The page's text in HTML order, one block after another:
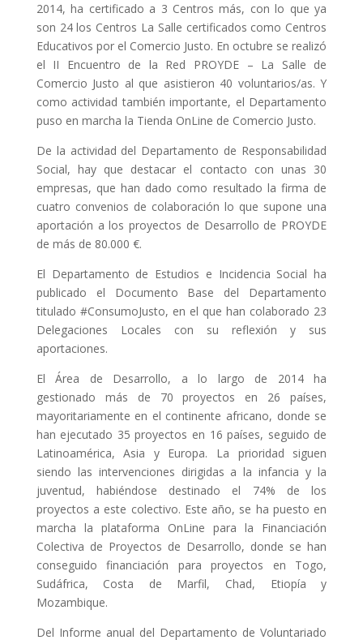
2014, ha certificado a 3 Centros más, con lo que ya
son 24 los Centros La Salle certificados como Centros
Educativos por el Comercio Justo. En octubre se realizó
el II Encuentro de la Red PROYDE – La Salle de
Comercio Justo al que asistieron 40 voluntarios/as. Y
como actividad también importante, el Departamento
puso en marcha la Tienda OnLine de Comercio Justo.
De la actividad del Departamento de Responsabilidad
Social, hay que destacar el contacto con unas 30
empresas, que han dado como resultado la firma de
cuatro convenios de colaboración lo que supone una
aportación a los proyectos de Desarrollo de PROYDE
de más de 80.000 €.
El Departamento de Estudios e Incidencia Social ha
publicado el Documento Base del Departamento
titulado #ConsumoJusto, en el que han colaborado 23
Delegaciones Locales con su reflexión y sus
aportaciones.
El Área de Desarrollo, a lo largo de 2014 ha
gestionado más de 70 proyectos en 26 países,
mayoritariamente en el continente africano, donde se
han ejecutado 35 proyectos en 16 países, seguido de
Latinoamérica, Asia y Europa. La prioridad siguen
siendo las intervenciones dirigidas a la infancia y la
juventud, habiéndose destinado el 74% de los
proyectos a este colectivo. Este año, se ha puesto en
marcha la plataforma OnLine para la Financiación
Colectiva de Proyectos de Desarrollo, donde se han
conseguido financiación para proyectos en Togo,
Sudáfrica, Costa de Marfil, Chad, Etiopía y
Mozambique.
Del Informe anual del Departamento de Voluntariado